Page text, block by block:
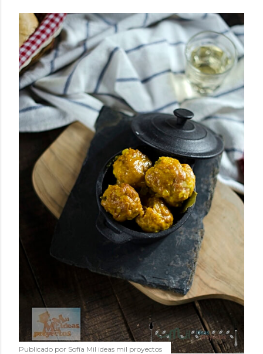
Publicado por Sofía Mil ideas mil proyectos